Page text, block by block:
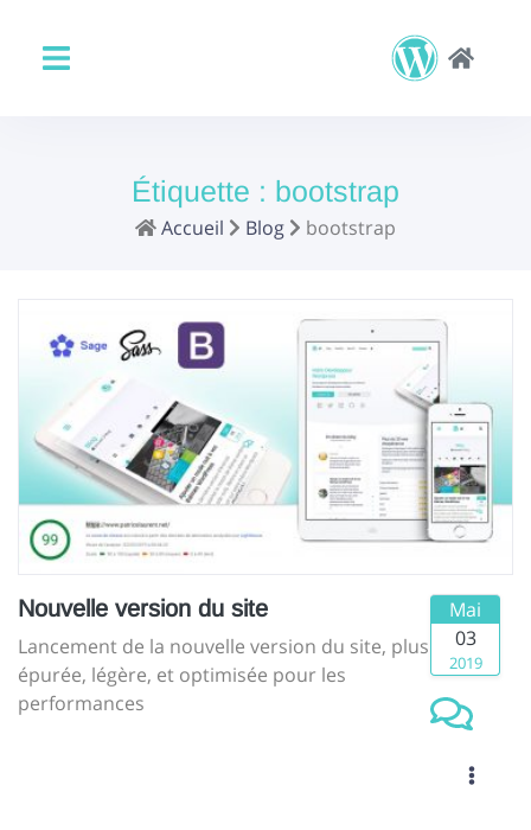
Étiquette : bootstrap
Accueil Blog bootstrap
Nouvelle version du site
Lancement de la nouvelle version du site, plus
épurée, légère, et optimisée pour les
performances
Mai
03
2019